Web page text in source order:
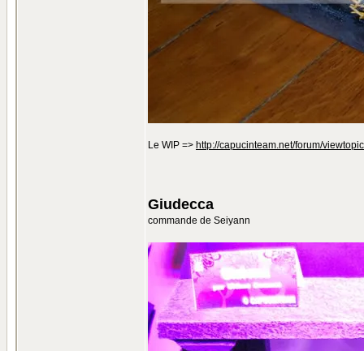
Le WIP => http://capucinteam.net/forum/
Giudecca
commande de Seiyann